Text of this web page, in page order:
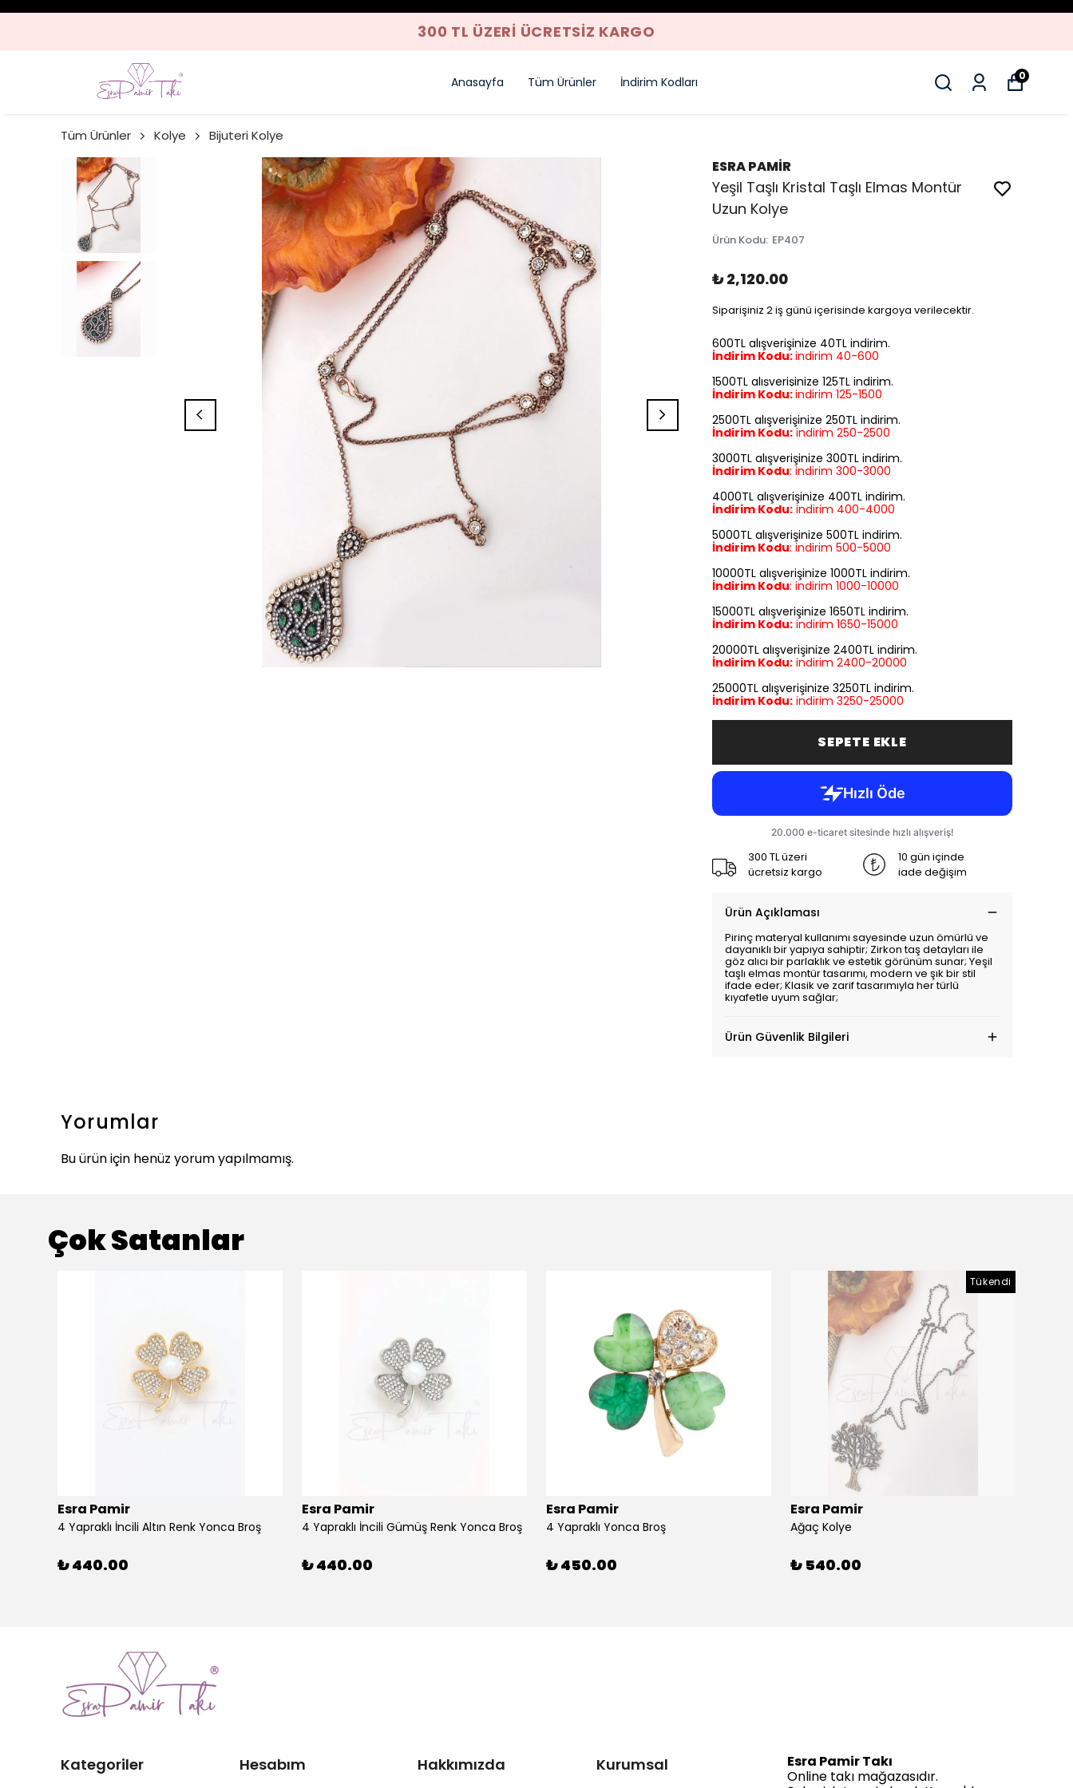
300 TL ÜZERI ÜCRETSIZ KARGO
Anasayfa Tüm Ürünler İndirim Kodları 0
Tüm Ürünler Kolye Bijuteri Kolye
ESRA PAMİR
Yeşil Taşlı Kristal Taşlı Elmas Montür
Uzun Kolye
Ürün Kodu: EP407
₺ 2,120.00
Siparişiniz 2 iş günü içerisinde kargoya verilecektir.
600TL alışverişinize 40TL indirim.
İndirim Kodu:indirim 40-600
1500TL alışverişinize 125TL indirim.
İndirim Kodu:indirim 125-1500
2500TL alışverişinize 250TL indirim.
İndirim Kodu: indirim 250-2500
3000TL alışverişinize 300TL indirim.
İndirim Kodu: indirim 300-3000
4000TL alışverişinize 400TL indirim.
İndirim Kodu: indirim 400-4000
5000TL alışverişinize 500TL indirim.
İndirim Kodu: indirim 500-5000
10000TL alışverişinize 1000TL indirim.
İndirim Kodu: indirim 1000-10000
15000TL alışverişinize 1650TL indirim.
İndirim Kodu: indirim 1650-15000
20000TL alışverişinize 2400TL indirim.
İndirim Kodu: indirim 2400-20000
25000TL alışverişinize 3250TL indirim.
İndirim Kodu: indirim 3250-25000
SEPETE EKLE
300 TL üzeri
ücretsiz kargo
10 gün içinde
iade değişim
Ürün Açıklaması
Pirinç materyal kullanımı sayesinde uzun ömürlü ve
dayanıklı bir yapıya sahiptir; Zirkon taş detayları ile
göz alıcı bir parlaklık ve estetik görünüm sunar; Yeşil
taşlı elmas montür tasarımı, modern ve şık bir stil
ifade eder; Klasik ve zarif tasarımıyla her türlü
kıyafetle uyum sağlar;
Ürün Güvenlik Bilgileri
Yorumlar
Bu ürün için henüz yorum yapılmamış.
Çok Satanlar
Esra Pamir
4 Yapraklı İncili Altın Renk Yonca Broş
₺ 440.00
Esra Pamir
4 Yapraklı İncili Gümüş Renk Yonca Broş
₺ 440.00
Esra Pamir
4 Yapraklı Yonca Broş
₺ 450.00
Tükendi
Esra Pamir
Ağaç Kolye
₺ 540.00
Kategoriler Hesabım Hakkımızda Kurumsal
Esra Pamir Takı
Online takı mağazasıdır.